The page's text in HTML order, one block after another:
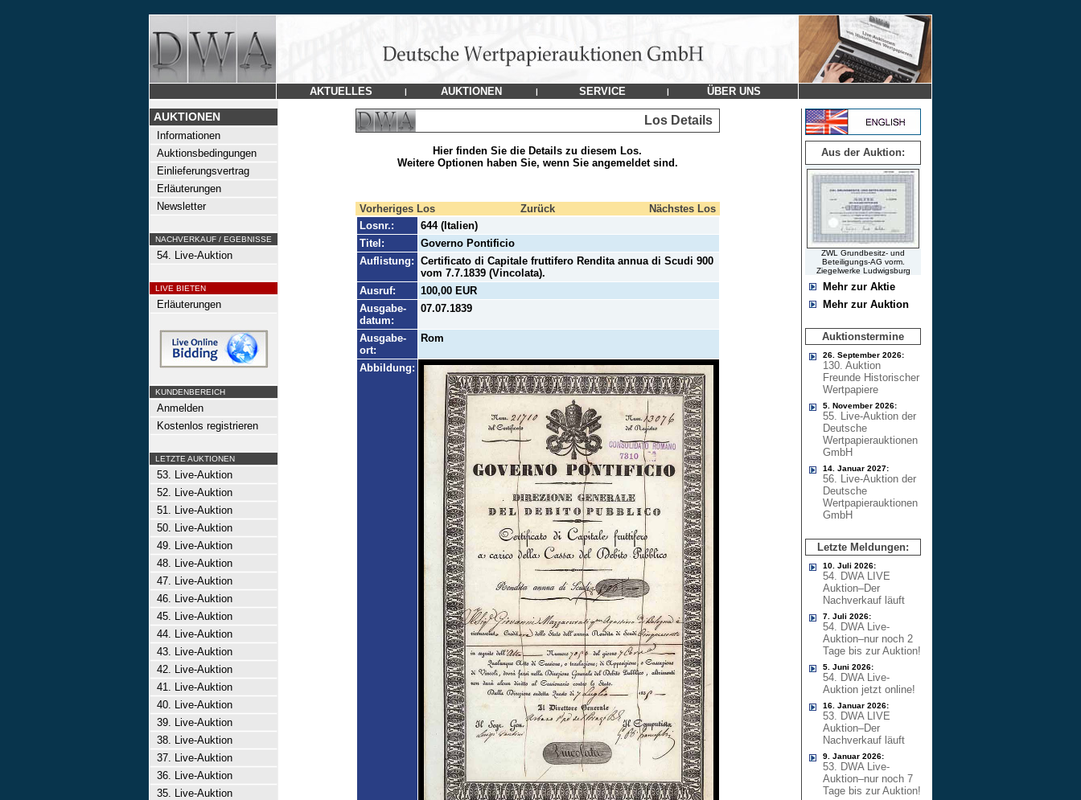
AKTUELLES | AUKTIONEN | SERVICE | ÜBER UNS
AUKTIONEN
Informationen
Auktionsbedingungen
Einlieferungsvertrag
Erläuterungen
Newsletter
NACHVERKAUF / EGEBNISSE
54. Live-Auktion
LIVE BIETEN
Erläuterungen
KUNDENBEREICH
Anmelden
Kostenlos registrieren
LETZTE AUKTIONEN
53. Live-Auktion
52. Live-Auktion
51. Live-Auktion
50. Live-Auktion
49. Live-Auktion
48. Live-Auktion
47. Live-Auktion
46. Live-Auktion
45. Live-Auktion
44. Live-Auktion
43. Live-Auktion
42. Live-Auktion
41. Live-Auktion
40. Live-Auktion
39. Live-Auktion
38. Live-Auktion
37. Live-Auktion
36. Live-Auktion
35. Live-Auktion
Los Details
Hier finden Sie die Details zu diesem Los.
Weitere Optionen haben Sie, wenn Sie angemeldet sind.
Vorheriges Los Zurück
Nächstes Los
Losnr.:
644 (Italien)
Titel:
Governo Pontificio
Auflistung: Certificato di Capitale fruttifero Rendita annua di Scudi 900
vom 7.7.1839 (Vincolata).
Ausruf:
100,00 EUR
Ausgabe-
datum:
07.07.1839
Ausgabe-
ort:
Rom
Abbildung:
Aus der Auktion:
ZWL Grundbesitz- und
Beteiligungs-AG vorm.
Ziegelwerke Ludwigsburg
Mehr zur Aktie
Mehr zur Auktion
Auktionstermine
26. September 2026:
130. Auktion
Freunde Historischer
Wertpapiere
5. November 2026:
55. Live-Auktion der
Deutsche
Wertpapierauktionen
GmbH
14. Januar 2027:
56. Live-Auktion der
Deutsche
Wertpapierauktionen
GmbH
Letzte Meldungen:
10. Juli 2026:
54. DWA LIVE
Auktion–Der
Nachverkauf läuft
7. Juli 2026:
54. DWA Live-
Auktion–nur noch 2
Tage bis zur Auktion!
5. Juni 2026:
54. DWA Live-
Auktion jetzt online!
16. Januar 2026:
53. DWA LIVE
Auktion–Der
Nachverkauf läuft
9. Januar 2026:
53. DWA Live-
Auktion–nur noch 7
Tage bis zur Auktion!